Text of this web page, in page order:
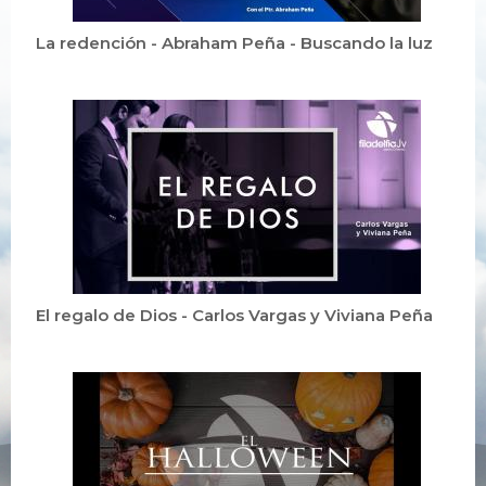
La redención - Abraham Peña - Buscando la luz
El regalo de Dios - Carlos Vargas y Viviana Peña